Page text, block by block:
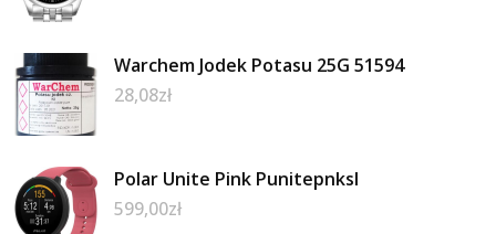
Warchem Jodek Potasu 25G 51594
28,08zł
Polar Unite Pink Punitepnksl
599,00zł